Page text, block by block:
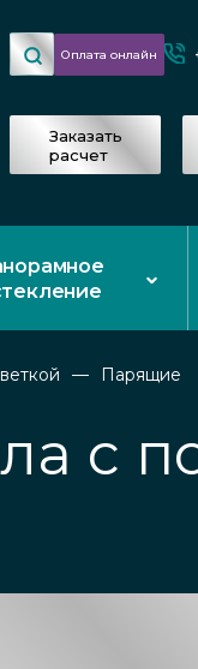
Оплата онлайн
Заказать
расчет
Парящие
с